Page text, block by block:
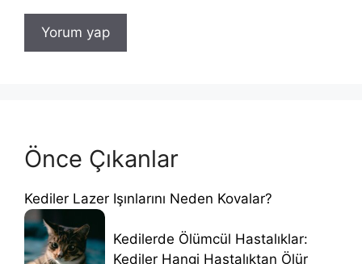
Önce Çıkanlar
Kediler Lazer Işınlarını Neden Kovalar?
Kedilerde Ölümcül Hastalıklar:
Kediler Hangi Hastalıktan Ölür